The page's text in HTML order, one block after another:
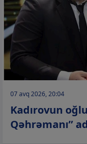
07 avq 2026, 20:04
Kadırovun
Qəhrəmanı”